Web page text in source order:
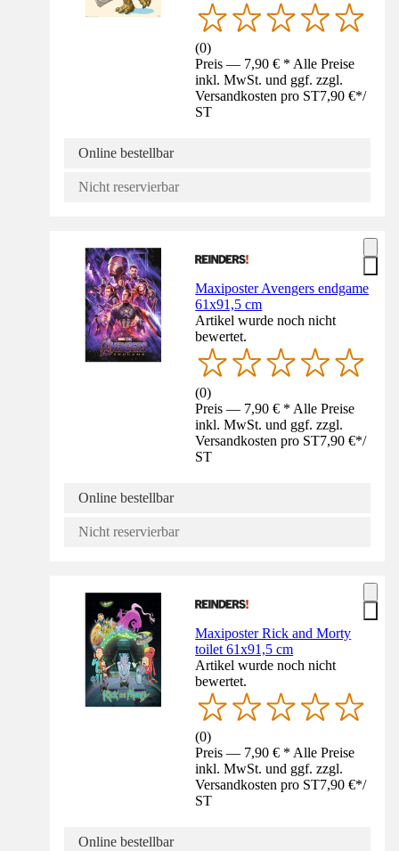
(0)
Preis — 7,90 € * Alle Preise
inkl. MwSt. und ggf. zzgl.
Versandkosten pro ST7,90 €*/
ST
Online bestellbar
Nicht reservierbar
Maxiposter Avengers endgame
61x91,5 cm
Artikel wurde noch nicht
bewertet.
(0)
Preis — 7,90 € * Alle Preise
inkl. MwSt. und ggf. zzgl.
Versandkosten pro ST7,90 €*/
ST
Online bestellbar
Nicht reservierbar
Maxiposter Rick and Morty
toilet 61x91,5 cm
Artikel wurde noch nicht
bewertet.
(0)
Preis — 7,90 € * Alle Preise
inkl. MwSt. und ggf. zzgl.
Versandkosten pro ST7,90 €*/
ST
Online bestellbar